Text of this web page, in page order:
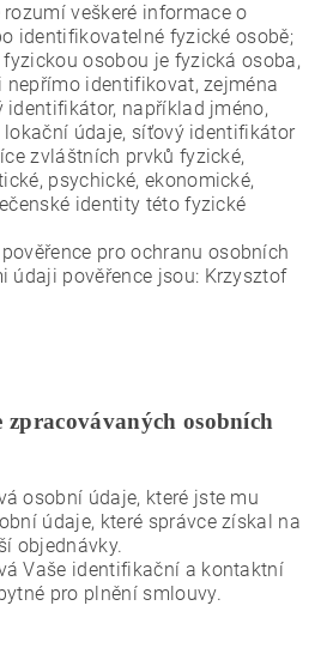
veškeré informace o
identifikovatelné fyzické osobě;
osobou je fyzická osoba,
nepřímo identifikovat, zejména
identifikátor, například jméno,
údaje, síťový identifikátor
zvláštních prvků fyzické,
psychické, ekonomické,
identity této fyzické
pro ochranu osobních
údaji pověřence jsou: Krzysztof
osobních
osobní údaje, které jste mu
údaje, které správce získal na
objednávky.
Vaše identifikační a kontaktní
pro plnění smlouvy.